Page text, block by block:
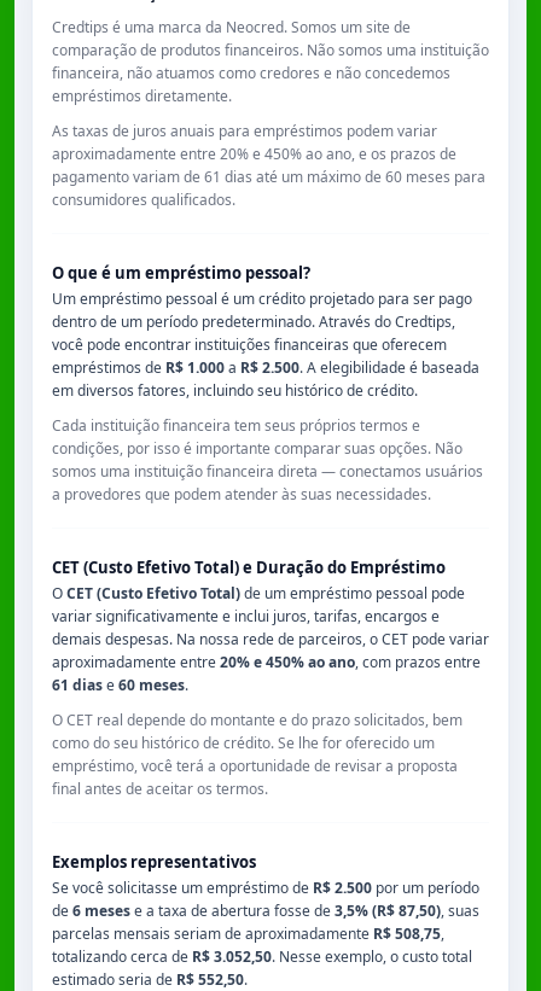
Credtips é uma marca da Neocred. Somos um site de
comparação de produtos financeiros. Não somos uma instituição
financeira, não atuamos como credores e não concedemos
empréstimos diretamente.
As taxas de juros anuais para empréstimos podem variar
aproximadamente entre 20% e 450% ao ano, e os prazos de
pagamento variam de 61 dias até um máximo de 60 meses para
consumidores qualificados.
O que é um empréstimo pessoal?
Um empréstimo pessoal é um crédito projetado para ser pago
dentro de um período predeterminado. Através do Credtips,
você pode encontrar instituições financeiras que oferecem
empréstimos de R$ 1.000a R$ 2.500. A elegibilidade é baseada
em diversos fatores, incluindo seu histórico de crédito.
Cada instituição financeira tem seus próprios termos e
condições, por isso é importante comparar suas opções. Não
somos uma instituição financeira direta — conectamos usuários
a provedores que podem atender às suas necessidades.
CET (Custo Efetivo Total) e Duração do Empréstimo
OCET (Custo Efetivo Total)de um empréstimo pessoal pode
variar significativamente e inclui juros, tarifas, encargos e
demais despesas. Na nossa rede de parceiros, o CET pode variar
aproximadamente entre20% e 450% ao ano, com prazos entre
61 diase60 meses.
O CET real depende do montante e do prazo solicitados, bem
como do seu histórico de crédito. Se lhe for oferecido um
empréstimo, você terá a oportunidade de revisar a proposta
final antes de aceitar os termos.
Exemplos representativos
Se você solicitasse um empréstimo de R$ 2.500 por um período
de6 mesese a taxa de abertura fosse de3,5% (R$ 87,50), suas
parcelas mensais seriam de aproximadamente R$ 508,75,
totalizando cerca de R$ 3.052,50. Nesse exemplo, o custo total
estimado seria de R$ 552,50.